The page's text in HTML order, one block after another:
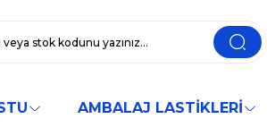
AMBALAJ LASTİKLERİ